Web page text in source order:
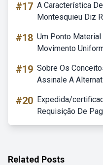
#17 A Característica
Montesquieu Diz
#18 Um Ponto
Movimento
#19 Sobre Os
Assinale A
#20 Expedida/
Requisição De
Related Posts